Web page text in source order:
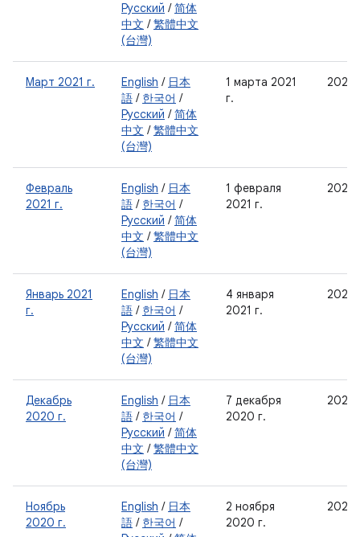
Русский /简体
中文 /繁體中文
(台灣)
Март 2021 г. English / 日本
語 / 한국어 /
Русский /简体
中文 /繁體中文
(台灣)
1 марта 2021
г.
Февраль
2021 г.
English / 日本
語 / 한국어 /
Русский /简体
中文 /繁體中文
(台灣)
1 февраля
2021 г.
Январь 2021
г.
English / 日本
語 / 한국어 /
Русский /简体
中文 /繁體中文
(台灣)
4 января
2021 г.
Декабрь
2020 г.
English / 日本
語 / 한국어 /
Русский /简体
中文 /繁體中文
(台灣)
7 декабря
2020 г.
Ноябрь
2020 г.
English / 日本
語 / 한국어 /
2 ноября
2020 г.